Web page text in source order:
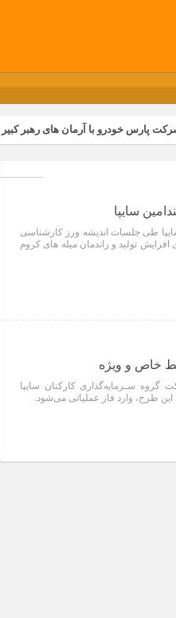
پارس خودرو با آرمان های رهبر کبیر
در بزرگترین مسابقات گل کوچک
سایپا
طی جلسات اندیشه ورز کارشناسی
1 توانستن اقدام موثری برای افزایش تولید و راندمان میله های کروم
خاص و ویژه
گروه سـرمایه‌گذاری كاركنان سایپا
این طرح، وارد فاز عملیاتی می‌شود.